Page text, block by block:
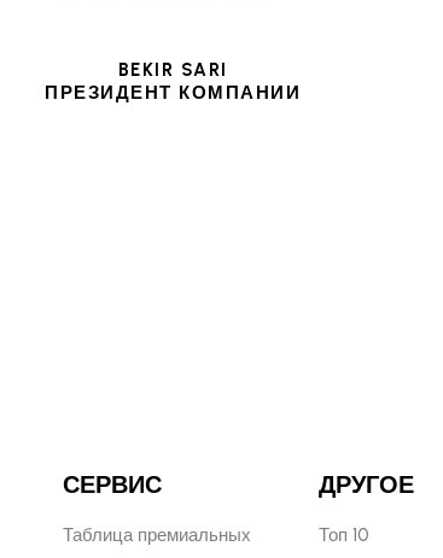
BEKIR SARI
ПРЕЗИДЕНТ КОМПАНИИ
СЕРВИС
Таблица премиальных
ДРУГОЕ
Топ 10